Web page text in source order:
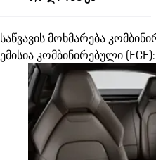
საწვავის მოხმარება
ემისია კომბინირებული